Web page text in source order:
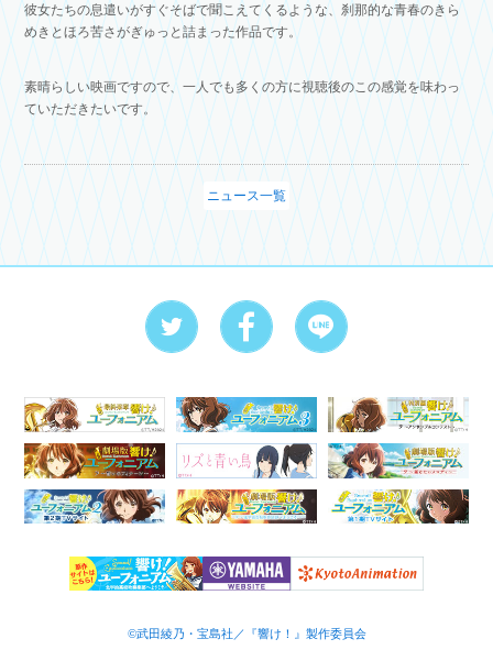
彼女たちの息遣いがすぐそばで聞こえてくるような、 刹那的な青春のきら
めきとほろ苦さがぎゅっと詰まった作品です。
素晴らしい映画ですので、一人でも多くの方に視聴後のこの感覚を味わっ
ていただきたいです。
ニュース一覧
©武田綾乃・宝島社／『響け！』製作委員会